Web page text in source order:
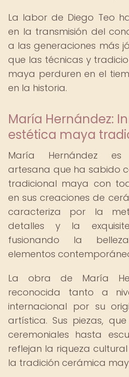
La labor de Diego Teo
en la transmisión del
a las generaciones más
que las técnicas y
maya perduren en el
en la historia.
María Hernández:
estética maya
María Hernández
artesana que ha sabido
tradicional maya con
en sus creaciones de
caracteriza por la
detalles y la
fusionando la
elementos
La obra de María
reconocida tanto a
internacional por su
artística. Sus piezas,
ceremoniales hasta
reflejan la riqueza
la tradición cerámica